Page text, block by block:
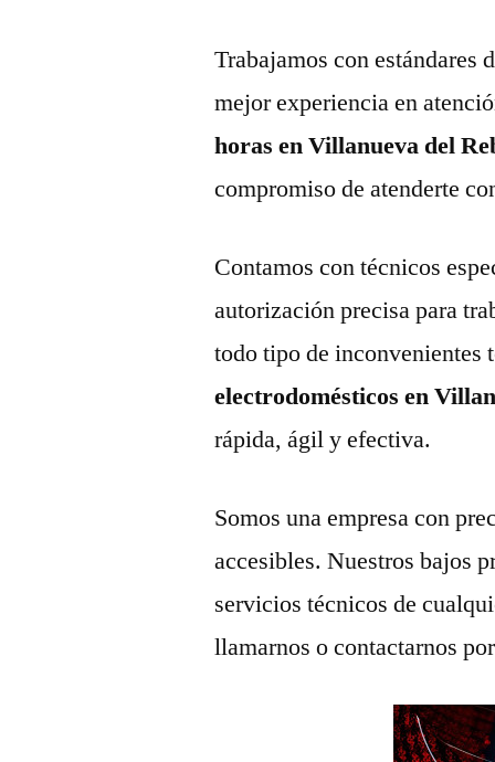
Trabajamos con estándares
mejor experiencia en
horas en Villanueva del
compromiso de atenderte
Contamos con técnicos
autorización precisa para
todo tipo de inconvenientes
electrodomésticos en
rápida, ágil y efectiva.
Somos una empresa con
accesibles. Nuestros bajos
servicios técnicos de
llamarnos o contactarnos